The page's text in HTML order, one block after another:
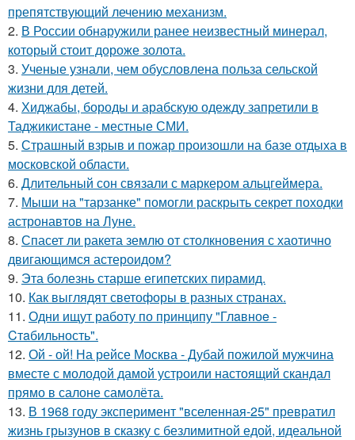
препятствующий лечению механизм.
2. В России обнаружили ранее неизвестный минерал,
который стоит дороже золота.
3. Ученые узнали, чем обусловлена польза сельской
жизни для детей.
4. Хиджабы, бороды и арабскую одежду запретили в
Таджикистане - местные СМИ.
5. Страшный взрыв и пожар произошли на базе отдыха в
московской области.
6. Длительный сон связали с маркером альцгеймера.
7. Мыши на "тарзанке" помогли раскрыть секрет походки
астронавтов на Луне.
8. Спасет ли ракета землю от столкновения с хаотично
двигающимся астероидом?
9. Эта болезнь старше египетских пирамид.
10. Как выглядят светофоры в разных странах.
11. Одни ищут работу по принципу "Глaвноe -
Cтaбильность".
12. Ой - ой! На рейсе Москва - Дубай пожилой мужчина
вместе с молодой дамой устроили настоящий скандал
прямо в салоне самолёта.
13. В 1968 году эксперимент "вселенная-25" превратил
жизнь грызунов в сказку с безлимитной едой, идеальной